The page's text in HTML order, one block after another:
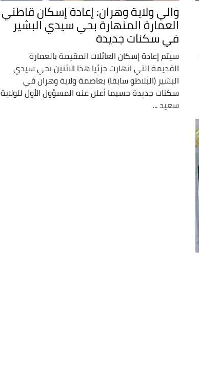
والي ولاية وهران: إعادة إسكان قاطني
العمارة المنهارة بحي سيدي البشير
في سكنات جديدة
سيتم إعادة إسكان العائلات المقيمة بالعمارة
القديمة التي انهارت جزئيا هذا الاثنين بحي سيدي
البشير (البلاطو سابقا) بعاصمة ولاية وهران في
سكنات جديدة حسبما أعلن عنه المسؤول الأول للولاية
سعيد ...